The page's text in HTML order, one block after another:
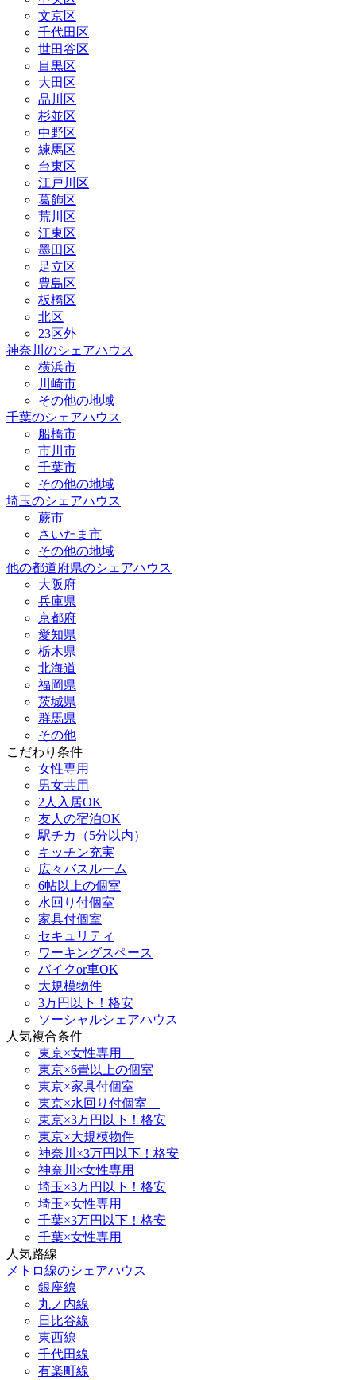
文京区
千代田区
世田谷区
目黒区
大田区
品川区
杉並区
中野区
練馬区
台東区
江戸川区
葛飾区
荒川区
江東区
墨田区
足立区
豊島区
板橋区
北区
23区外
神奈川のシェアハウス
横浜市
川崎市
その他の地域
千葉のシェアハウス
船橋市
市川市
千葉市
その他の地域
埼玉のシェアハウス
蕨市
さいたま市
その他の地域
他の都道府県のシェアハウス
大阪府
兵庫県
京都府
愛知県
栃木県
北海道
福岡県
茨城県
群馬県
その他
こだわり条件
女性専用
男女共用
2人入居OK
友人の宿泊OK
駅チカ（5分以内）
キッチン充実
広々バスルーム
6帖以上の個室
水回り付個室
家具付個室
セキュリティ
ワーキングスペース
バイクor車OK
大規模物件
3万円以下！格安
ソーシャルシェアハウス
人気複合条件
東京×女性専用
東京×6畳以上の個室
東京×家具付個室
東京×水回り付個室
東京×3万円以下！格安
東京×大規模物件
神奈川×3万円以下！格安
神奈川×女性専用
埼玉×3万円以下！格安
埼玉×女性専用
千葉×3万円以下！格安
千葉×女性専用
人気路線
メトロ線のシェアハウス
銀座線
丸ノ内線
日比谷線
東西線
千代田線
有楽町線